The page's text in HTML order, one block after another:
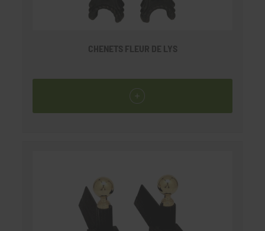
CHENETS FLEUR DE LYS